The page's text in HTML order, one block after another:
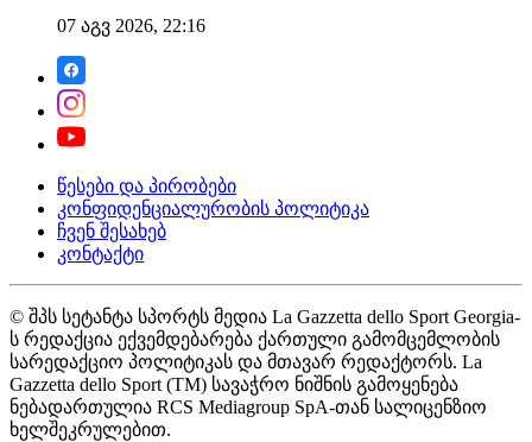
07 აგვ 2026, 22:16
წესები და პირობები
კონფიდენციალურობის პოლიტიკა
ჩვენ შესახებ
კონტაქტი
© შპს სეტანტა სპორტს მედია La Gazzetta dello Sport Georgia-
ს რედაქცია ექვემდებარება ქართული გამომცემლობის
სარედაქციო პოლიტიკას და მთავარ რედაქტორს. La
Gazzetta dello Sport (TM) სავაჭრო ნიშნის გამოყენება
ნებადართულია RCS Mediagroup SpA-თან სალიცენზიო
ხელშეკრულებით.